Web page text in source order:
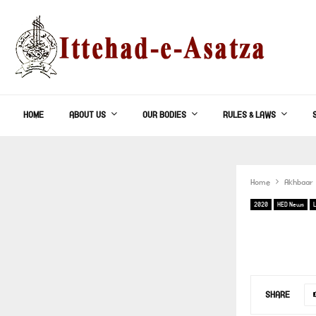
HOME ABOUT US OUR BODIES RULES & LAWS
Home Akhbaar
2020 HED News
SHARE